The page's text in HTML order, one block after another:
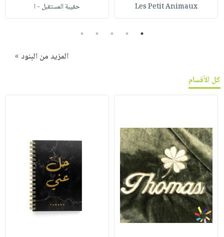
Les Petit Animaux حقيبة المستقبل - ا
1
2
3
4
5
المزيد من البنود »
كل الأقسام